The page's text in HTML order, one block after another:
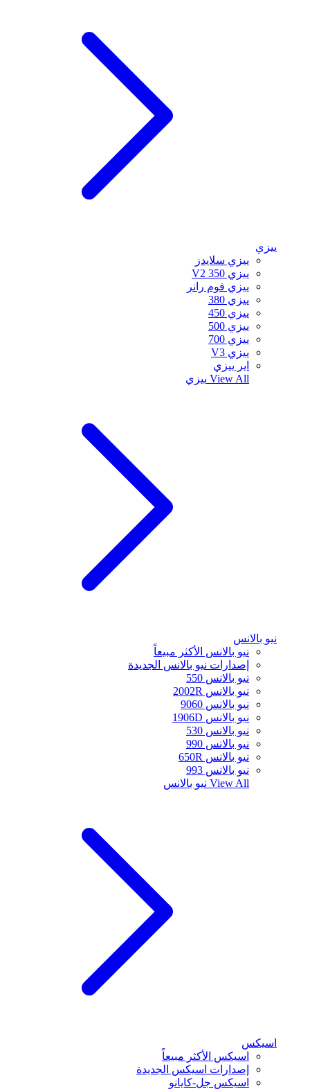
ييزي
ييزي سلايدز
ييزي 350 V2
ييزي فوم رانر
ييزي 380
ييزي 450
ييزي 500
ييزي 700
ييزي V3
اير ييزي
View All ييزي
نيو بالانس
نيو بالانس الأكثر مبيعاً
إصدارات نيو بالانس الجديدة
نيو بالانس 550
نيو بالانس 2002R
نيو بالانس 9060
نيو بالانس 1906D
نيو بالانس 530
نيو بالانس 990
نيو بالانس 650R
نيو بالانس 993
View All نيو بالانس
اسيكس
اسيكس الأكثر مبيعاً
إصدارات اسيكس الجديدة
اسيكس جل-كايانو